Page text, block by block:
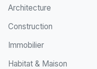
Architecture
Construction
Immobilier
Habitat & Maison